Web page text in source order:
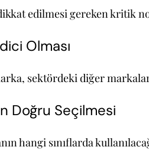
edilmesi gereken kritik
Olması
sektördeki diğer
Doğru Seçilmesi
hangi sınıflarda